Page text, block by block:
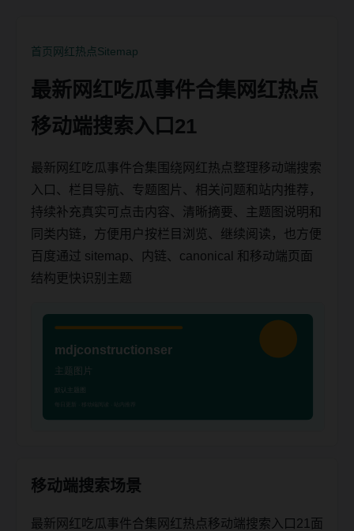
首页网红热点Sitemap
最新网红吃瓜事件合集网红热点
移动端搜索入口21
最新网红吃瓜事件合集围绕网红热点整理移动端搜索
入口、栏目导航、专题图片、相关问题和站内推荐，
持续补充真实可点击内容、清晰摘要、主题图说明和
同类内链，方便用户按栏目浏览、继续阅读，也方便
百度通过 sitemap、内链、canonical 和移动端页面
结构更快识别主题
移动端搜索场景
最新网红吃瓜事件合集网红热点移动端搜索入口21面